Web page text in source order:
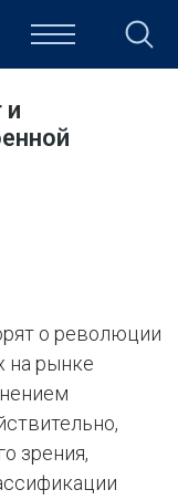
КУЛЬТУРА
и
о революции
на рынке
зрения,